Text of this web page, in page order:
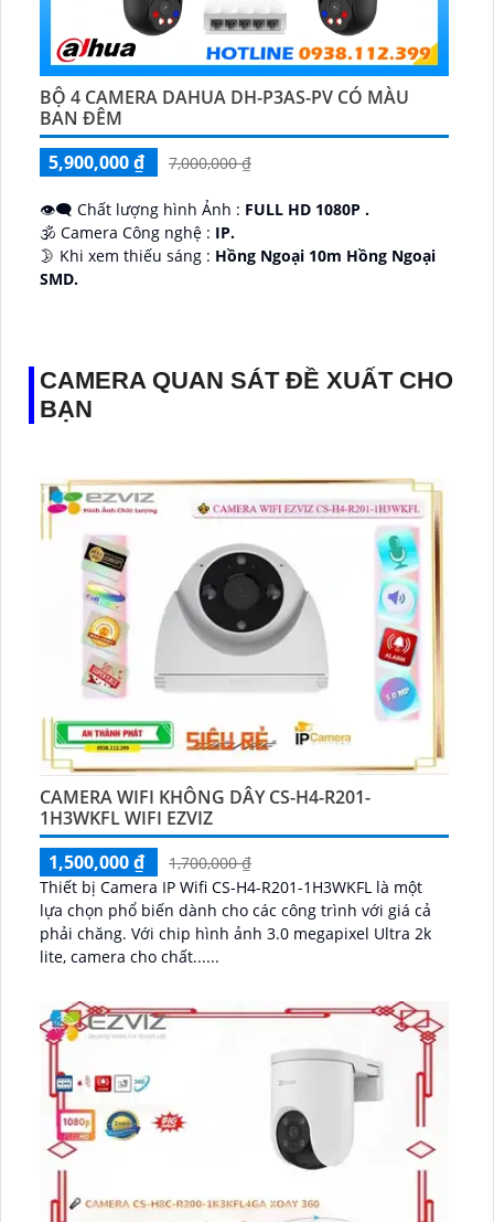
BỘ 4 CAMERA DAHUA DH-P3AS-PV CÓ MÀU
BAN ĐÊM
5,900,000 ₫
7,000,000 ₫
👁️‍🗨 Chất lượng hình Ảnh : FULL HD 1080P .
🕉️ Camera Công nghệ : IP.
🌛 Khi xem thiếu sáng : Hồng Ngoại 10m Hồng Ngoại
SMD.
CAMERA QUAN SÁT ĐỀ XUẤT CHO
BẠN
CAMERA WIFI KHÔNG DÂY CS-H4-R201-
1H3WKFL WIFI EZVIZ
1,500,000 ₫
1,700,000 ₫
Thiết bị Camera IP Wifi CS-H4-R201-1H3WKFL là một
lựa chọn phổ biến dành cho các công trình với giá cả
phải chăng. Với chip hình ảnh 3.0 megapixel Ultra 2k
lite, camera cho chất......